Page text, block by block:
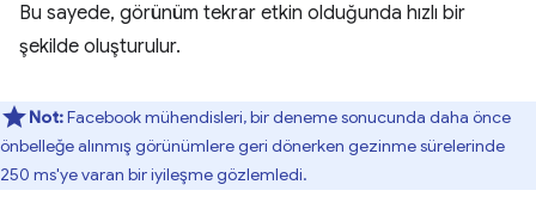
Bu sayede, görünüm tekrar etkin olduğunda hızlı bir
şekilde oluşturulur.
Not:Facebook mühendisleri, bir deneme sonucunda daha önce
önbelleğe alınmış görünümlere geri dönerken gezinme sürelerinde
250 ms'ye varan bir iyileşme gözlemledi.